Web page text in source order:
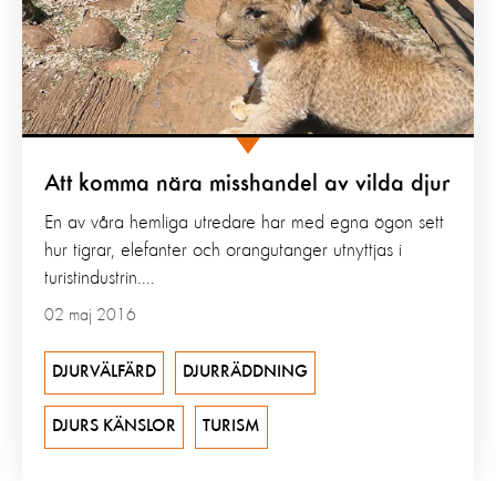
Att komma nära misshandel av vilda djur
02 maj 2016
En av våra hemliga utredare har med egna ögon sett
hur tigrar, elefanter och orangutanger utnyttjas i
turistindustrin....
DJURVÄLFÄRD DJURRÄDDNING
DJURS KÄNSLOR TURISM